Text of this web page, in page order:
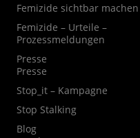
Femizide sichtbar machen
Femizide – Urteile –
Prozessmeldungen
Presse
Presse
Stop_it – Kampagne
Stop Stalking
Blog